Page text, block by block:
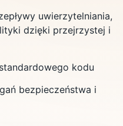
uwierzytelniania,
dzięki przejrzystej i
kodu
bezpieczeństwa i